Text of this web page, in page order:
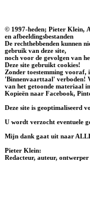
© 1997-heden; Pieter Klein,
en afbeeldingsbestanden
De rechthebbenden kunnen
gebruik van deze site,
noch voor de gevolgen van
Deze site gebruikt cookies!
Zonder toestemming vooraf,
'Binnenvaarttaal' verboden!
van het getoonde materiaal
Kopieën naar Facebook,
Deze site is geoptimaliseerd
U wordt verzocht eventuele
Mijn dank gaat uit naar
Pieter Klein:
Redacteur, auteur, ontwerper